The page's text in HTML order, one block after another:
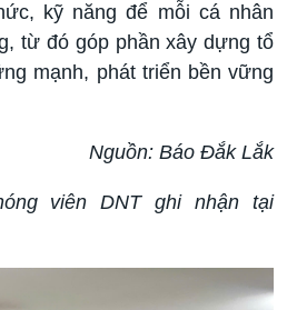
kỹ năng để mỗi cá nhân
từ đó góp phần xây dựng tổ
mạnh, phát triển bền vững
Nguồn: Báo Đắk Lắk
viên DNT ghi nhận tại